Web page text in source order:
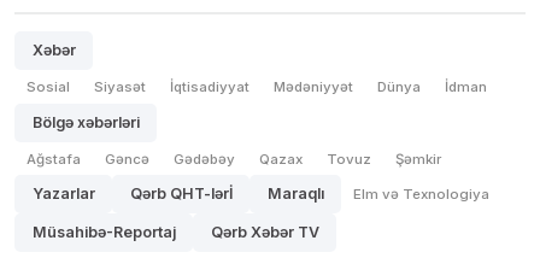
Xəbər
Sosial Siyasət İqtisadiyyat Mədəniyyət Dünya İdman
Bölgə xəbərləri
Ağstafa Gəncə Gədəbəy Qazax Tovuz Şəmkir
Yazarlar Qərb QHT-lərİ Maraqlı Elm və Texnologiya
Müsahibə-Reportaj Qərb Xəbər TV